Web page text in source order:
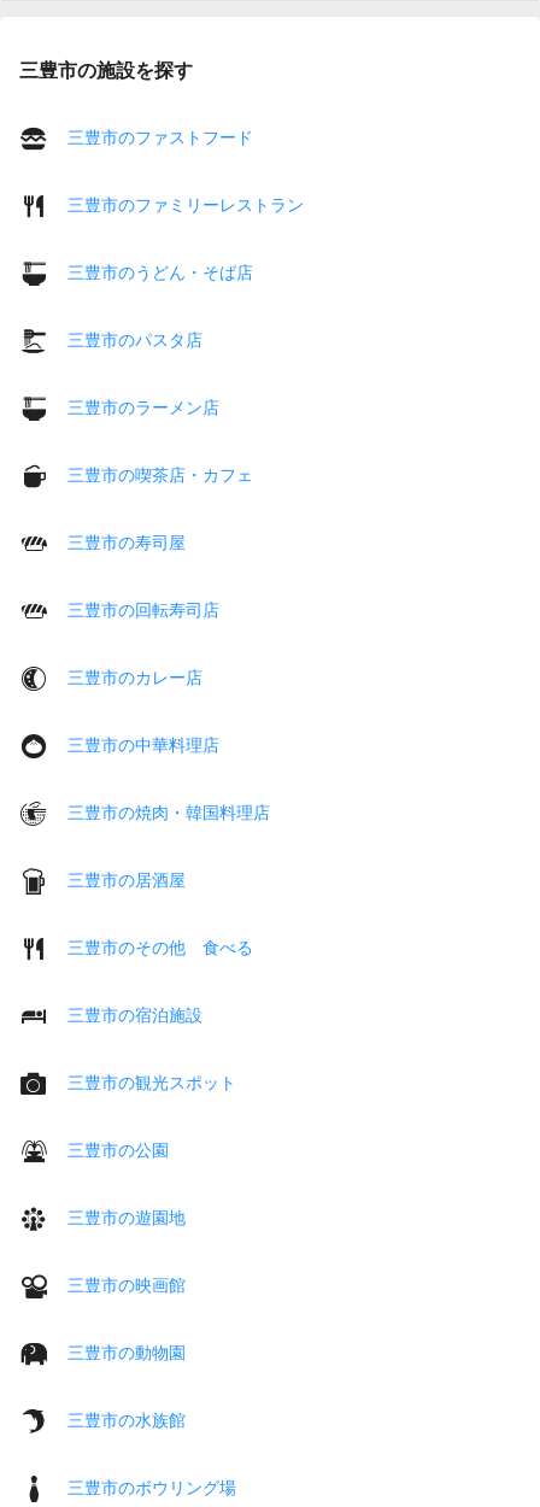
三豊市の施設を探す
三豊市のファストフード
三豊市のファミリーレストラン
三豊市のうどん・そば店
三豊市のパスタ店
三豊市のラーメン店
三豊市の喫茶店・カフェ
三豊市の寿司屋
三豊市の回転寿司店
三豊市のカレー店
三豊市の中華料理店
三豊市の焼肉・韓国料理店
三豊市の居酒屋
三豊市のその他 食べる
三豊市の宿泊施設
三豊市の観光スポット
三豊市の公園
三豊市の遊園地
三豊市の映画館
三豊市の動物園
三豊市の水族館
三豊市のボウリング場